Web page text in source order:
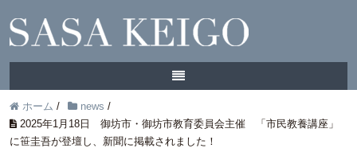
ホーム / news /
2025年1月18日 御坊市・御坊市教育委員会主催 「市民教養講座」
に笹圭吾が登壇し、新聞に掲載されました！